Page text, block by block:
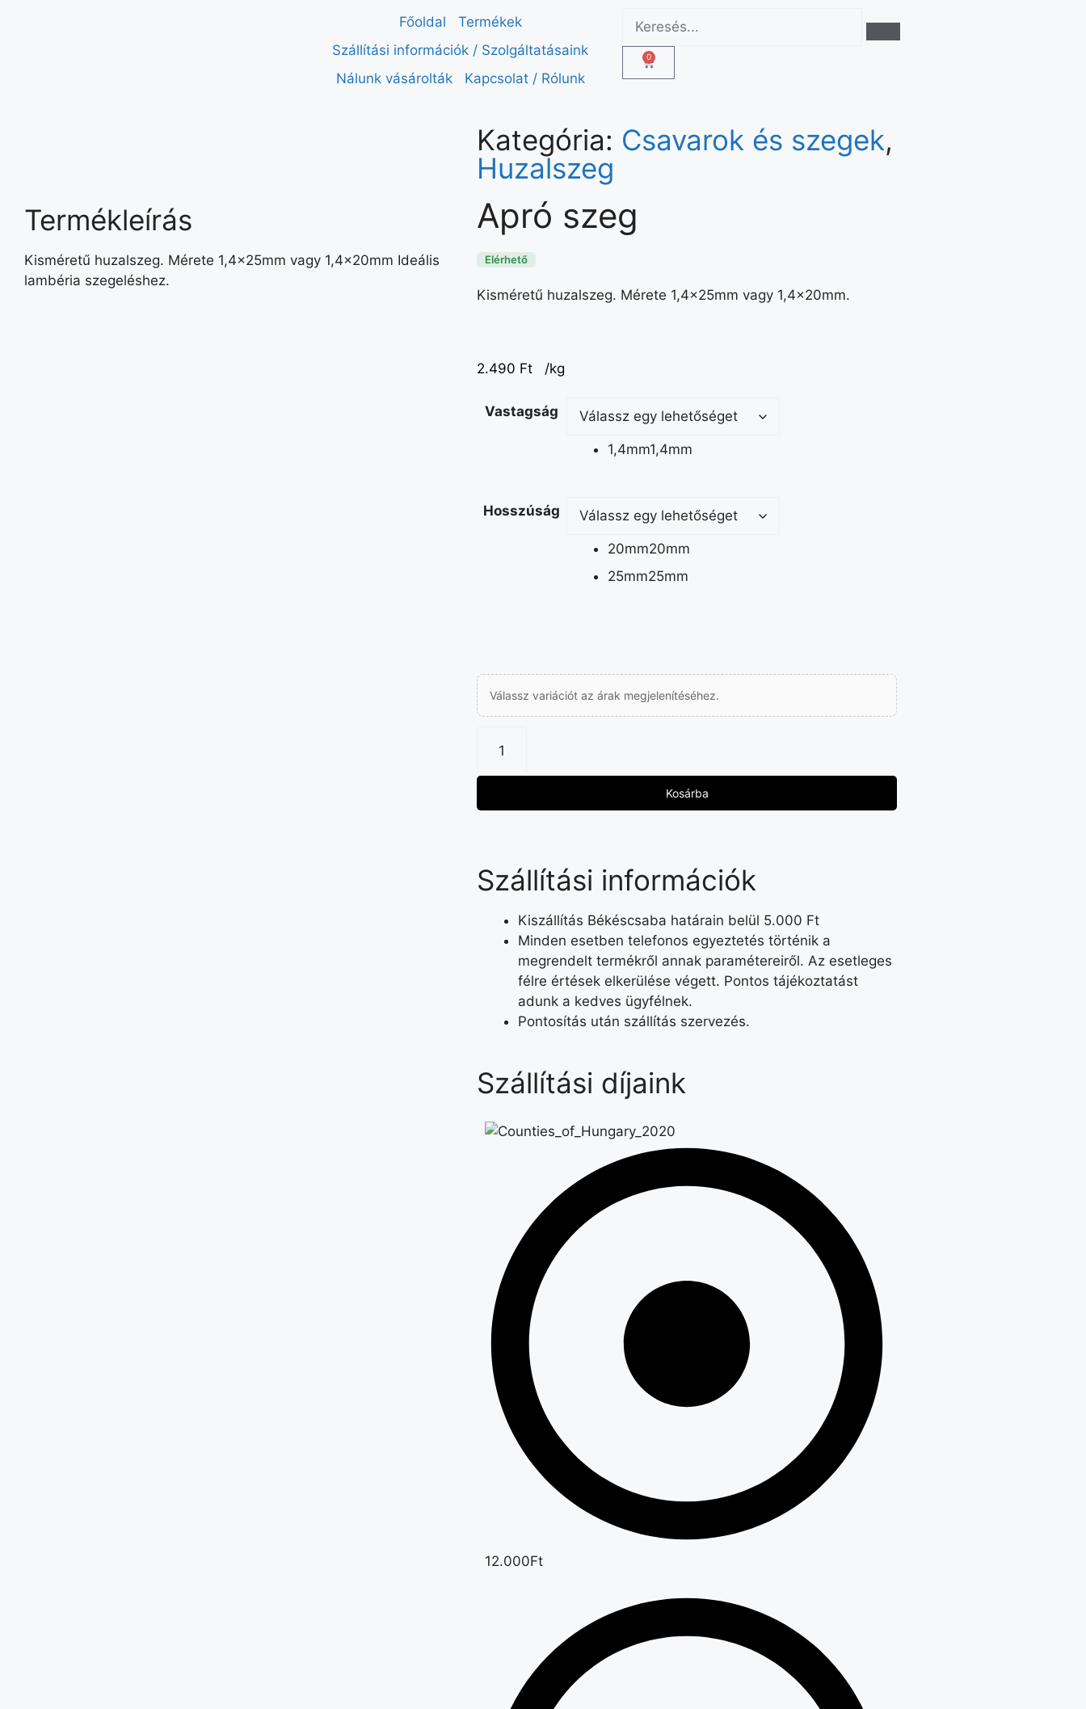
Főoldal
Termékek
Szállítási információk / Szolgáltatásaink
Nálunk vásárolták
Kapcsolat / Rólunk
0
Termékleírás
Kisméretű huzalszeg. Mérete 1,4x25mm vagy 1,4x20mm Ideális
lambéria szegeléshez.
Kategória: Csavarok és szegek,
Huzalszeg
Apró szeg
Elérhető
Kisméretű huzalszeg. Mérete 1,4x25mm vagy 1,4x20mm.
2.490 Ft /kg
Vastagság
1,4mm1,4mm
Hosszúság
20mm20mm
25mm25mm
Válassz variációt az árak megjelenítéséhez.
Kosárba
Szállítási információk
Kiszállítás Békéscsaba határain belül 5.000 Ft
Minden esetben telefonos egyeztetés történik a
megrendelt termékről annak paramétereiről. Az esetleges
félre értések elkerülése végett. Pontos tájékoztatást
adunk a kedves ügyfélnek.
Pontosítás után szállítás szervezés.
Szállítási díjaink
12.000Ft